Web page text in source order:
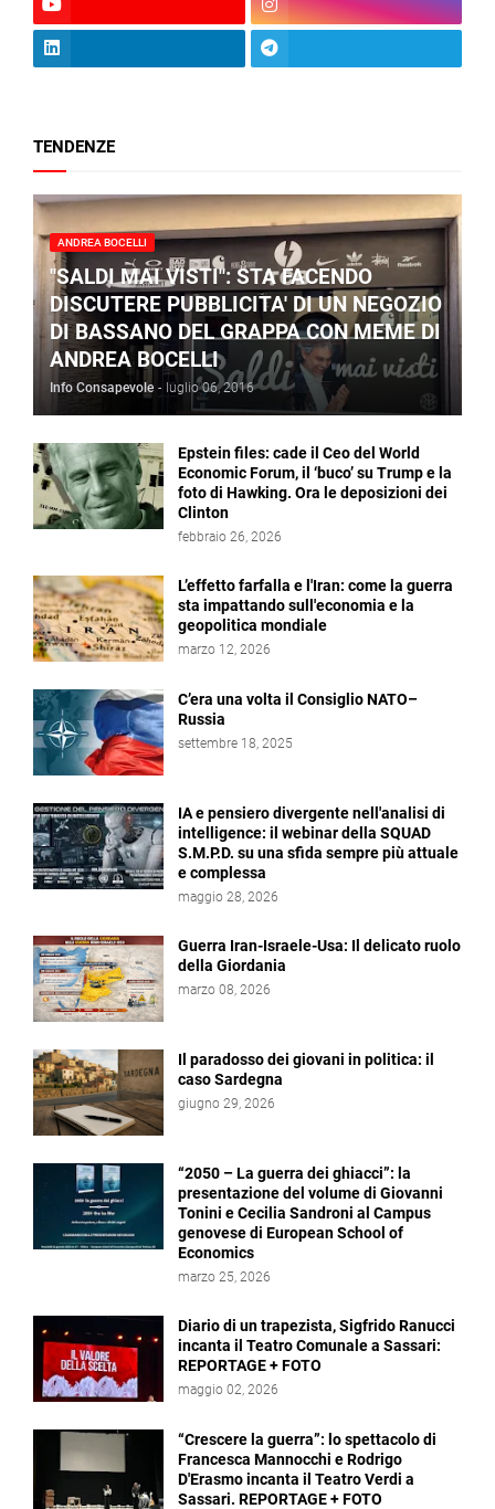
TENDENZE
ANDREA BOCELLI
"SALDI MAI VISTI": STA FACENDO
DISCUTERE PUBBLICITA' DI UN NEGOZIO
DI BASSANO DEL GRAPPA CON MEME DI
ANDREA BOCELLI
Info Consapevole - luglio 06, 2016
Epstein files: cade il Ceo del World
Economic Forum, il ‘buco’ su Trump e la
foto di Hawking. Ora le deposizioni dei
Clinton
febbraio 26, 2026
L’effetto farfalla e l'Iran: come la guerra
sta impattando sull'economia e la
geopolitica mondiale
marzo 12, 2026
C’era una volta il Consiglio NATO–
Russia
settembre 18, 2025
IA e pensiero divergente nell'analisi di
intelligence: il webinar della SQUAD
S.M.P.D. su una sfida sempre più attuale
e complessa
maggio 28, 2026
Guerra Iran-Israele-Usa: Il delicato ruolo
della Giordania
marzo 08, 2026
Il paradosso dei giovani in politica: il
caso Sardegna
giugno 29, 2026
“2050 – La guerra dei ghiacci”: la
presentazione del volume di Giovanni
Tonini e Cecilia Sandroni al Campus
genovese di European School of
Economics
marzo 25, 2026
Diario di un trapezista, Sigfrido Ranucci
incanta il Teatro Comunale a Sassari:
REPORTAGE + FOTO
maggio 02, 2026
“Crescere la guerra”: lo spettacolo di
Francesca Mannocchi e Rodrigo
D'Erasmo incanta il Teatro Verdi a
Sassari. REPORTAGE + FOTO